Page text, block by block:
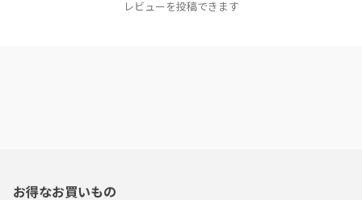
レビューを投稿できます
お得なお買いもの